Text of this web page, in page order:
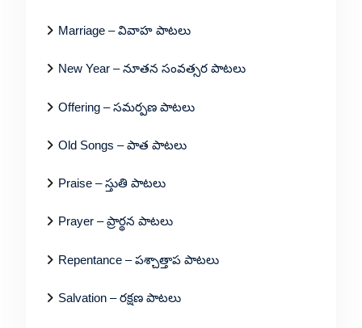
Marriage – వివాహ పాటలు
New Year – నూతన సంవత్సర పాటలు
Offering – సమర్పణ పాటలు
Old Songs – పాత పాటలు
Praise – స్తుతి పాటలు
Prayer – ప్రార్థన పాటలు
Repentance – పశ్చాత్తాప పాటలు
Salvation – రక్షణ పాటలు